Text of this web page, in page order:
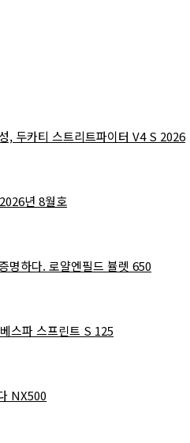
, 두카티 스트리트파이터 V4 S 2026
년 8월호
명하다. 로얄엔필드 뷸렛 650
스파 스프린트 S 125
NX500